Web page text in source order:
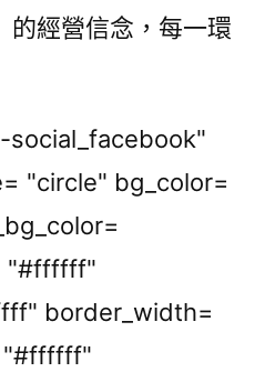
的經營信念，每一環
social_facebook"
"circle" bg_color=
"#ffffff"
border_width=
"#ffffff"